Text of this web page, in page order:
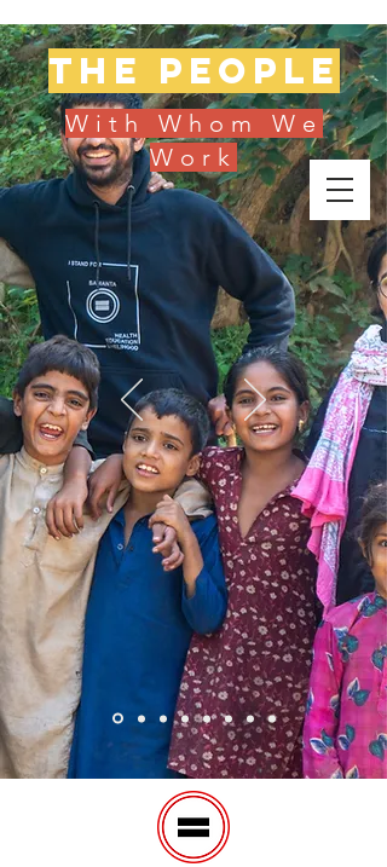
Donate
The people
With Whom We
Work